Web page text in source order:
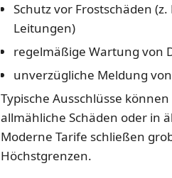
Schutz vor Frostschäden
Leitungen)
regelmäßige Wartung von
unverzügliche Meldung
Typische Ausschlüsse
allmähliche Schäden oder in
Moderne Tarife schließen
Höchstgrenzen.